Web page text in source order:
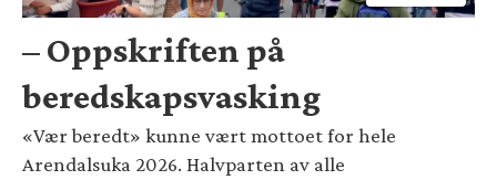
– Oppskriften på
beredskapsvasking
«Vær beredt» kunne vært mottoet for hele
Arendalsuka 2026. Halvparten av alle